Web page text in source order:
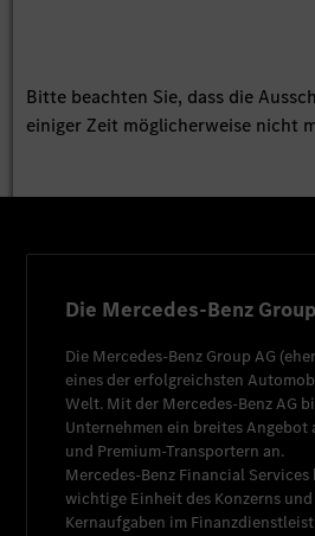
Bitte beachten Sie, dass die
einiger Zeit möglicherweise nicht
Die Mercedes-Benz
Die Mercedes-Benz Group AG
eines der erfolgreichsten
Welt. Mit der Mercedes-Benz AG
Unternehmen ein breites Angebot
und Premium-Transportern an.
Mercedes-Benz Financial Services
wichtige Einheit des Konzerns
Kernaufgaben im